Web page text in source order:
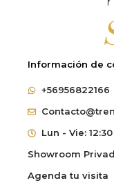
Información de
+56956822166
Lun - Vie:
Showroom
Agenda tu visita